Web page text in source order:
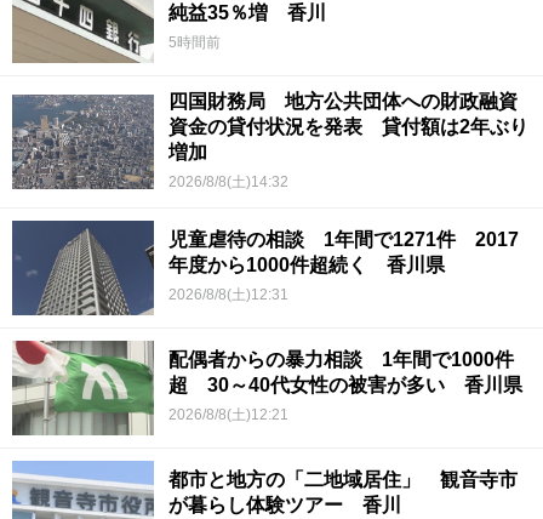
純益35％増 香川
5時間前
四国財務局 地方公共団体への財政融資
資金の貸付状況を発表 貸付額は2年ぶり
増加
2026/8/8(土)14:32
児童虐待の相談 1年間で1271件 2017
年度から1000件超続く 香川県
2026/8/8(土)12:31
配偶者からの暴力相談 1年間で1000件
超 30～40代女性の被害が多い 香川県
2026/8/8(土)12:21
都市と地方の「二地域居住」 観音寺市
が暮らし体験ツアー 香川